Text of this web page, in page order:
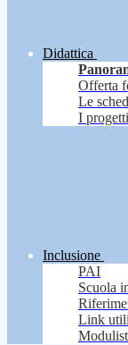
Didattica
Offerta
Le
I
Inclusione
PAI
Scuola
Link utili